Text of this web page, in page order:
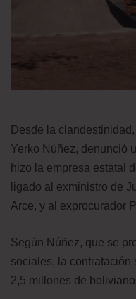
Desde la
Yerko Núñez, denunció
hizo la empresa estatal
ligado al exministro de
Arce, y al exprocurador
Según Núñez, que se
sociales, la contratación
2,5 millones de